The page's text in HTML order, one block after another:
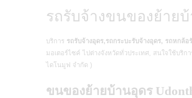
รถรับจ้างขนของย้าย
บริการ รถรับจ้างอุดร,รถกระบะรับจ้างอุดร, รถหกล้อ
มอเตอร์ไซค์ ไปต่างจังหวัดทั่วประเทศ, สนใจใช้บริกา
ไดโนมูฟ จำกัด )
ขนของย้ายบ้านอุดร